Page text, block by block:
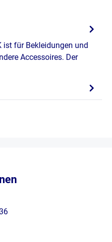
ist für Bekleidungen und
Accessoires. Der